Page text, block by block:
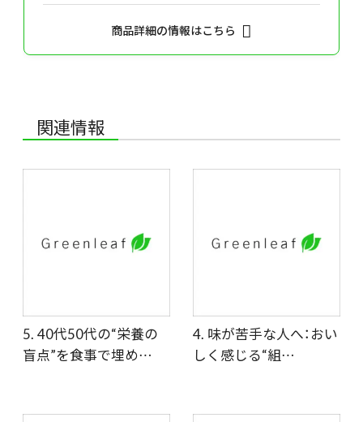
商品詳細の情報はこちら
関連情報
5. 40代50代の“栄養の
盲点”を食事で埋め…
4. 味が苦手な人へ：おい
しく感じる“組…